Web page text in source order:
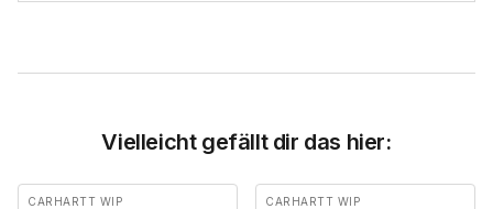
Vielleicht gefällt dir das hier:
CARHARTT WIP CARHARTT WIP